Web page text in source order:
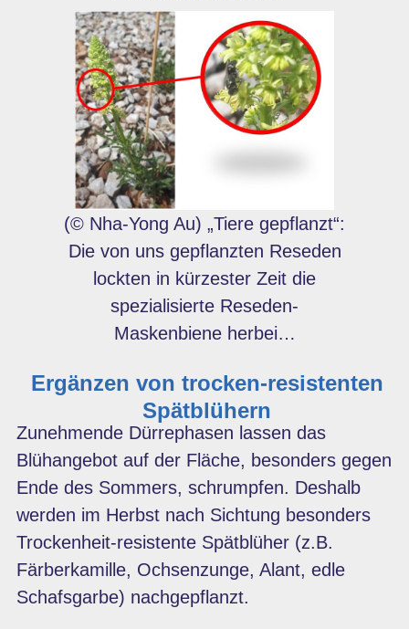
(© Nha-Yong Au) „Tiere gepflanzt“:
Die von uns gepflanzten Reseden
lockten in kürzester Zeit die
spezialisierte Reseden-
Maskenbiene herbei…
Ergänzen von trocken-resistenten
Spätblühern
Zunehmende Dürrephasen lassen das
Blühangebot auf der Fläche, besonders gegen
Ende des Sommers, schrumpfen. Deshalb
werden im Herbst nach Sichtung besonders
Trockenheit-resistente Spätblüher (z.B.
Färberkamille, Ochsenzunge, Alant, edle
Schafsgarbe) nachgepflanzt.